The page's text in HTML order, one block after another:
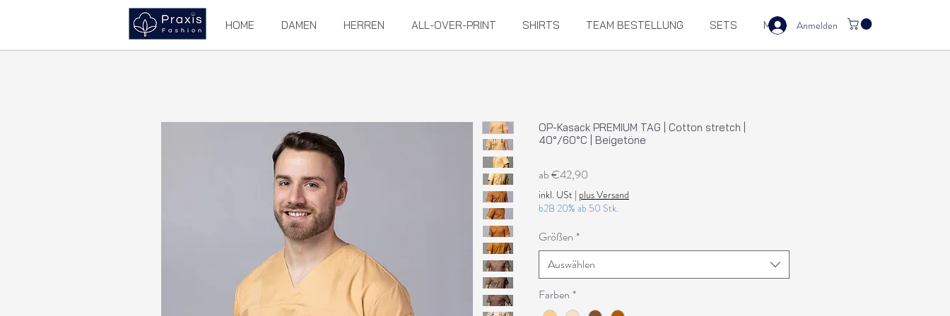
HOME DAMEN HERREN ALL-OVER-PRINT SHIRTS TEAM BESTELLUNG SETS M Anmelden
OP-Kasack PREMIUM TAG | Cotton stretch |
40°/60°C | Beigetöne
ab€42,90
Preis
inkl. USt | plus Versand
b2B 20% ab 50 Stk.
Größen *
Auswählen
Farben *